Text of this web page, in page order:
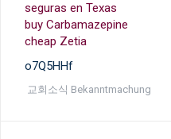
seguras en Texas
buy Carbamazepine
cheap Zetia
o7Q5HHf
교회소식 Bekanntmachung